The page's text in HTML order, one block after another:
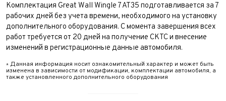
Комплектация Great Wall Wingle 7 AT35 подготавливается за 7
рабочих дней без учета времени, необходимого на установку
дополнительного оборудования. С момента завершения всех
работ требуется от 20 дней на получение СКТС и внесение
изменений в регистрационные данные автомобиля.
* Данная информация носит ознакомительный характер и может быть
изменена в зависимости от модификации, комплектации автомобиля, а
также установленного дополнительного оборудования